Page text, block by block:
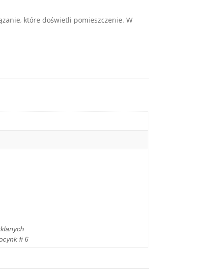
które doświetli pomieszczenie. W
fi 6